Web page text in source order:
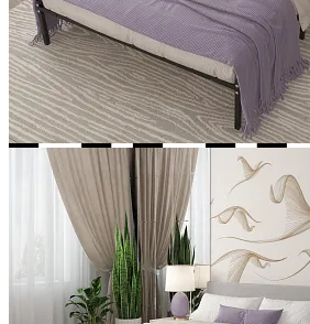
Добавить к сравнению